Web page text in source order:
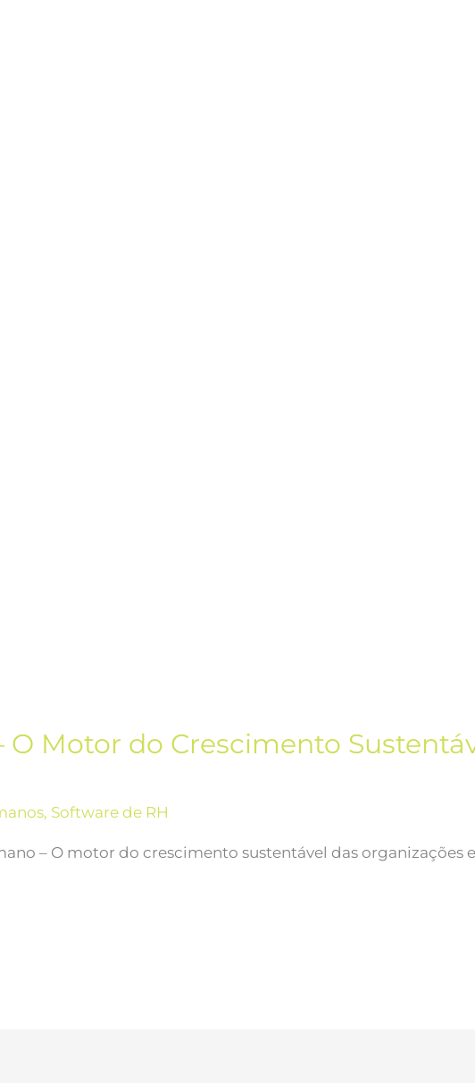
O Motor do Crescimento
, Software de RH
– O motor do crescimento sustentável das organizações